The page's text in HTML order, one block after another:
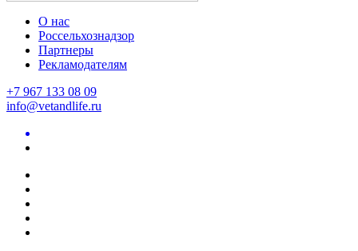
О нас
Россельхознадзор
Партнеры
Рекламодателям
+7 967 133 08 09
info@vetandlife.ru